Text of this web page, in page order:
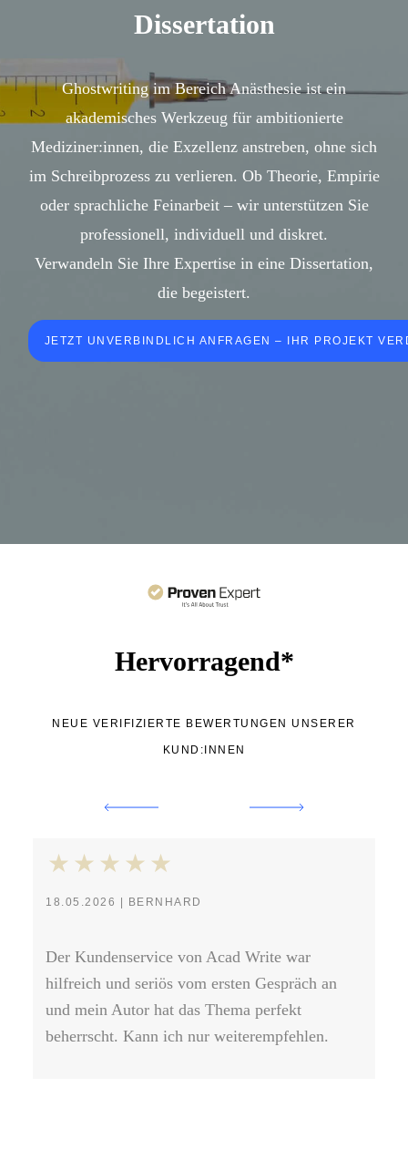
Dissertation
Ghostwriting im Bereich Anästhesie ist ein
akademisches Werkzeug für ambitionierte
Mediziner:innen, die Exzellenz anstreben, ohne sich
im Schreibprozess zu verlieren. Ob Theorie, Empirie
oder sprachliche Feinarbeit – wir unterstützen Sie
professionell, individuell und diskret.
Verwandeln Sie Ihre Expertise in eine Dissertation,
die begeistert.
JETZT UNVERBINDLICH ANFRAGEN – IHR PROJEKT
Hervorragend*
NEUE VERIFIZIERTE BEWERTUNGEN UNSERER
KUND:INNEN
18.05.2026 | BERNHARD
Der Kundenservice von Acad Write war
hilfreich und seriös vom ersten Gespräch an
und mein Autor hat das Thema perfekt
beherrscht. Kann ich nur weiterempfehlen.